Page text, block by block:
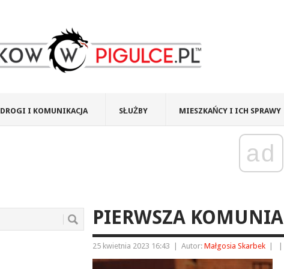
DROGI I KOMUNIKACJA SŁUŻBY MIESZKAŃCY I ICH SPRAWY
ad
PIERWSZA KOMUNIA
25 kwietnia 2023 16:43 Autor: Małgosia Skarbek